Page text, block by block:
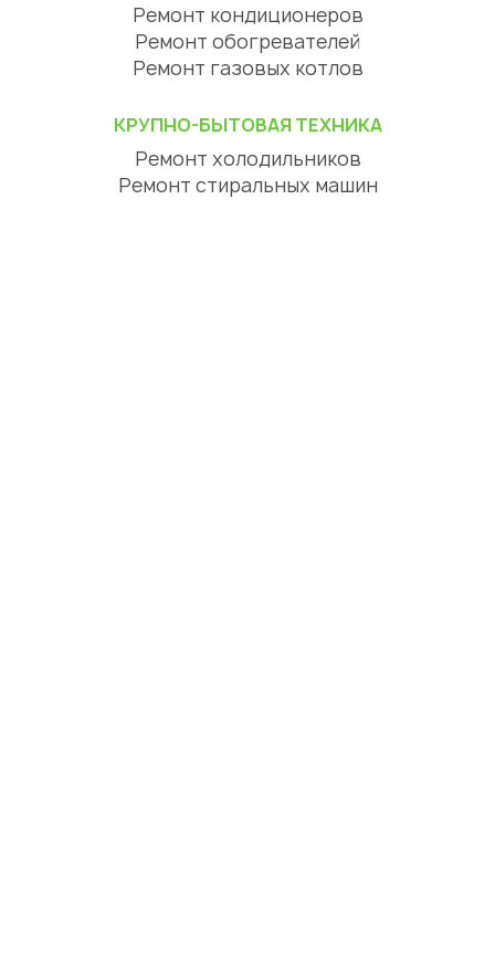
Ремонт кондиционеров
Ремонт обогревателей
Ремонт газовых котлов
КРУПНО-БЫТОВАЯ ТЕХНИКА
Ремонт холодильников
Ремонт стиральных машин